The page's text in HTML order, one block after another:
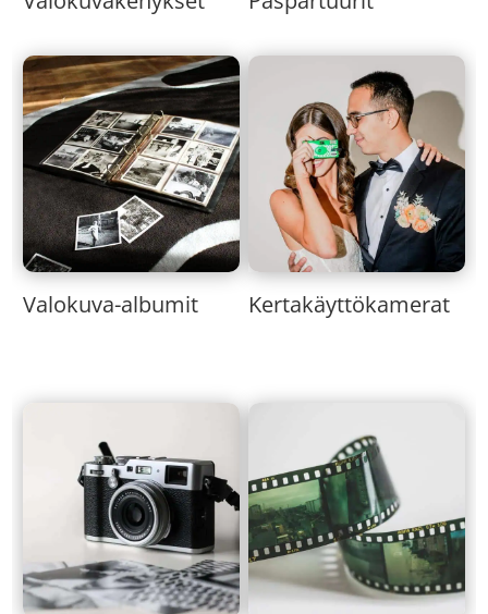
Valokuva-albumit Kertakäyttökamerat